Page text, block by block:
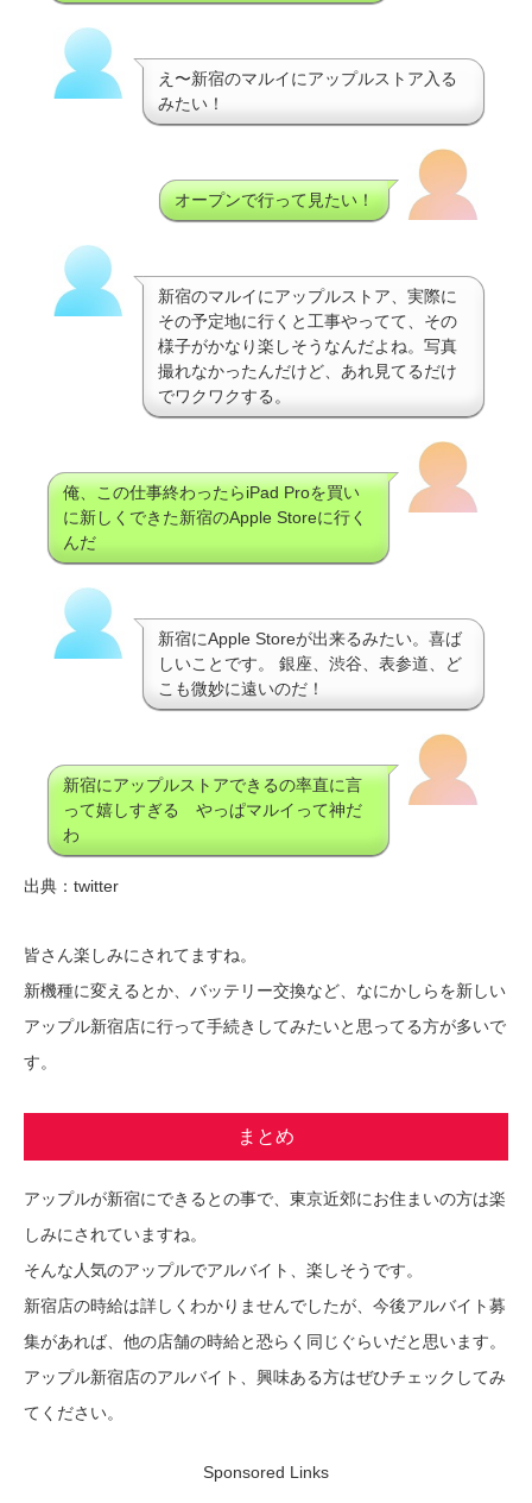
え〜新宿のマルイにアップルストア入る
みたい！
オープンで行って見たい！
新宿のマルイにアップルストア、実際に
その予定地に行くと工事やってて、その
様子がかなり楽しそうなんだよね。写真
撮れなかったんだけど、あれ見てるだけ
でワクワクする。
俺、この仕事終わったらiPad Proを買い
に新しくできた新宿のApple Storeに行く
んだ
新宿にApple Storeが出来るみたい。喜ば
しいことです。 銀座、渋谷、表参道、ど
こも微妙に遠いのだ！
新宿にアップルストアできるの率直に言
って嬉しすぎる やっぱマルイって神だ
わ
出典：twitter
皆さん楽しみにされてますね。
新機種に変えるとか、バッテリー交換など、なにかしらを新しい
アップル新宿店に行って手続きしてみたいと思ってる方が多いで
す。
まとめ
アップルが新宿にできるとの事で、東京近郊にお住まいの方は楽
しみにされていますね。
そんな人気のアップルでアルバイト、楽しそうです。
新宿店の時給は詳しくわかりませんでしたが、今後アルバイト募
集があれば、他の店舗の時給と恐らく同じぐらいだと思います。
アップル新宿店のアルバイト、興味ある方はぜひチェックしてみ
てください。
Sponsored Links